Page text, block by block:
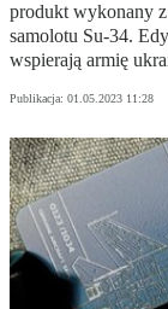
produkt wykonany
samolotu Su-34.
wspierają armię
Publikacja: 01.05.2023 11:28